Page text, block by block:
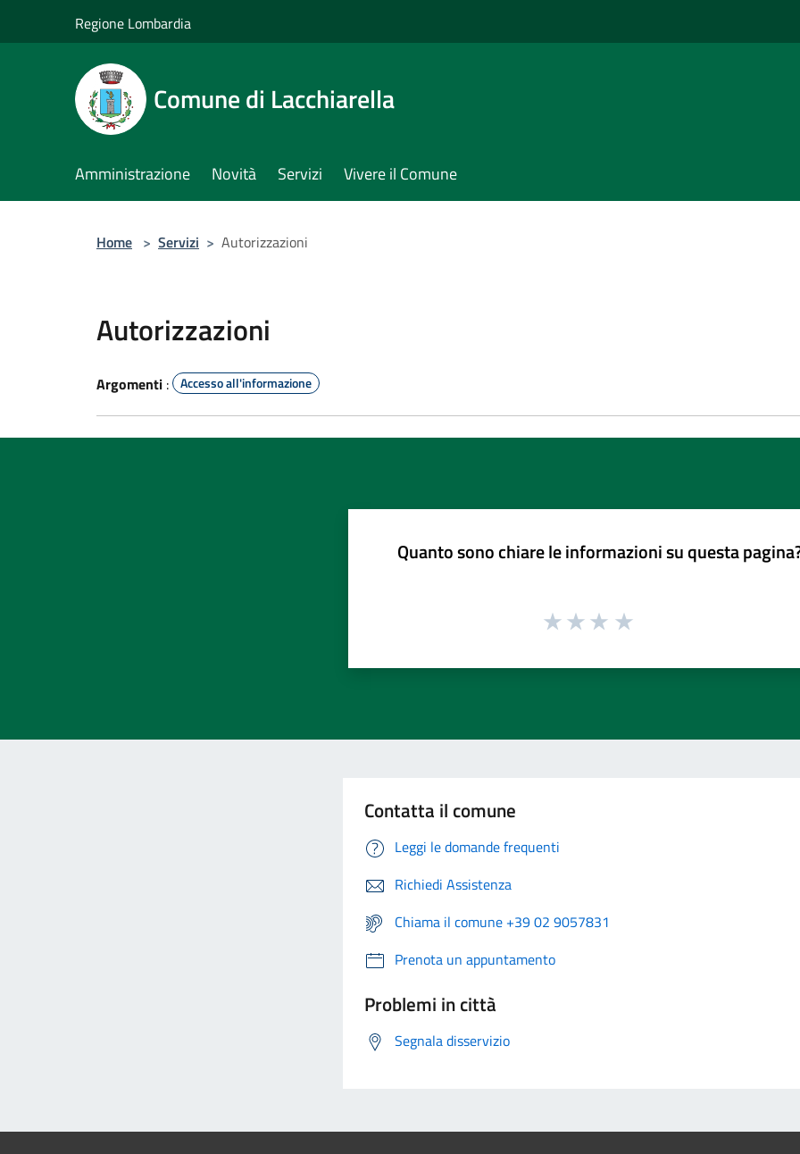
Regione Lombardia
Comune di Lacchiarella
Amministrazione Novità Servizi Vivere il Comune
Home > Servizi > Autorizzazioni
Autorizzazioni
Argomenti : Accesso all'informazione
Quanto sono chiare le informazioni su questa
Contatta il comune
Leggi le domande frequenti
Richiedi Assistenza
Chiama il comune +39 02 9057831
Prenota un appuntamento
Problemi in città
Segnala disservizio